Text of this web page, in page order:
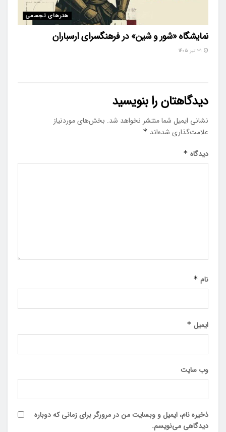
هنرهای تجسمی
نمایشگاه «شور و شین» در فرهنگسرای ارسباران
دیدگاهتان را بنویسید
نشانی ایمیل شما منتشر نخواهد شد. بخش‌های موردنیاز
علامت‌گذاری شده‌اند *
دیدگاه *
نام *
ایمیل *
وب‌ سایت
ذخیره نام، ایمیل و وبسایت من در مرورگر برای زمانی که دوباره
دیدگاهی می‌نویسم.